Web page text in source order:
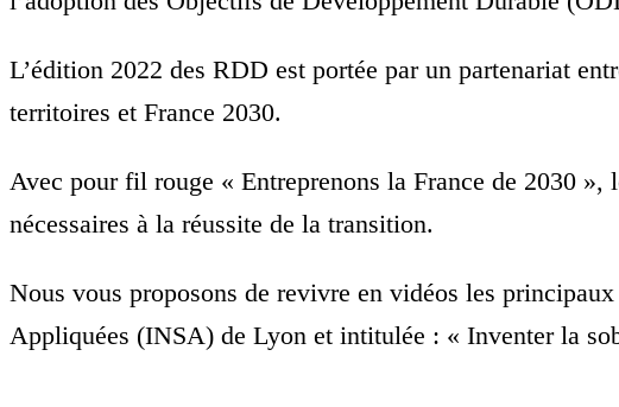
L’édition 2022 des RDD est portée par un partenariat
territoires et France 2030.
Avec pour fil rouge « Entreprenons la France de 2030 »,
nécessaires à la réussite de la transition.
Nous vous proposons de revivre en vidéos les
Appliquées (INSA) de Lyon et intitulée : « Inventer la